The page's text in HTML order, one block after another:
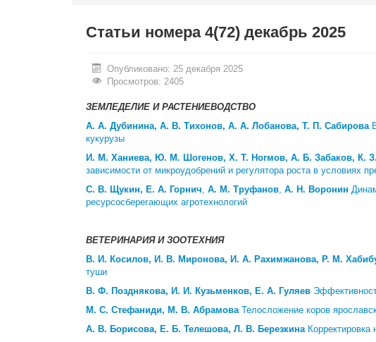
Статьи номера 4(72) декабрь 2025
Опубликовано: 25 декабря 2025
Просмотров: 2405
ЗЕМЛЕДЕЛИЕ И РАСТЕНИЕВОДСТВО
А. А. Дубинина, А. В. Тихонов, А. А. Лобанова, Т. П. Сабирова
кукурузы
И. М. Ханиева, Ю. М. Шогенов, Х. Т. Ногмов, А. Б. Забаков, К.
зависимости от микроудобрений и регулятора роста в условиях
С. В. Щукин, Е. А. Горнич, А. М. Труфанов, А. Н. Воронин
ресурсосберегающих агротехнологий
ВЕТЕРИНАРИЯ И ЗООТЕХНИЯ
В. И. Косилов, И. В. Миронова, И. А. Рахимжанова, Р. М.
туши
В. Ф. Позднякова, И. И. Кузьменков, Е. А. Гуляев
М. С. Стефаниди, М. В. Абрамова Телосложение коров
А. В. Борисова, Е. Б. Телешова, Л. В. Березкина